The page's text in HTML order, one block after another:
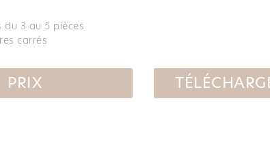
3 au 5 pièces
carrés
PRIX